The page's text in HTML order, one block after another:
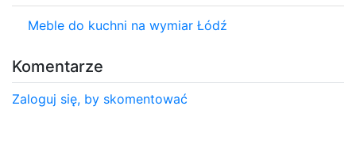
Meble do kuchni na wymiar Łódź
Komentarze
Zaloguj się, by skomentować